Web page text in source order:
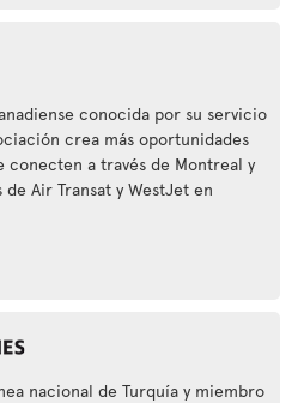
conocida por su servicio
crea más oportunidades
conecten a través de Montreal y
Air Transat y WestJet en
nacional de Turquía y miembro